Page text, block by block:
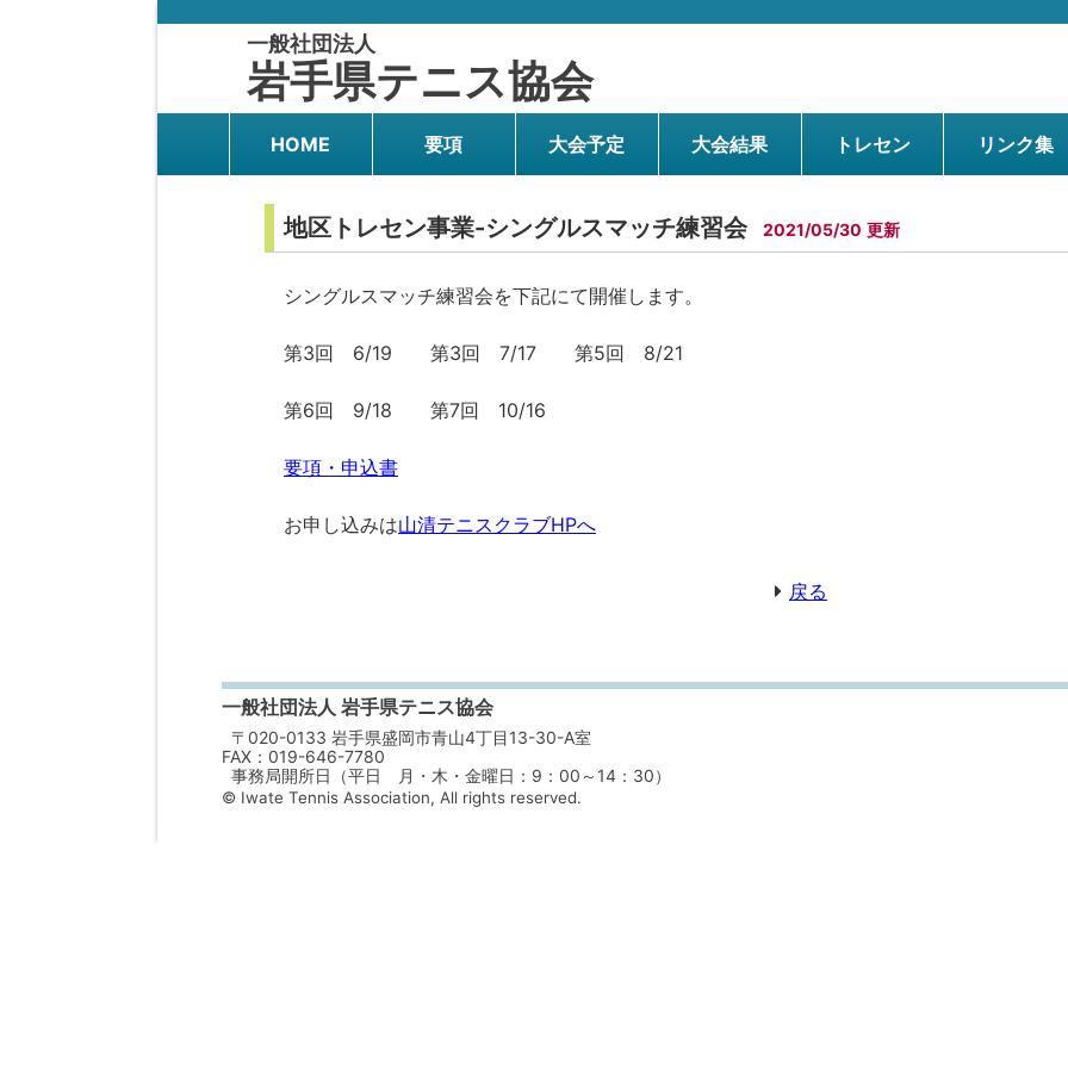
一般社団法人
岩手県テニス協会
HOME 要項 大会予定 大会結果 トレセン リンク集
地区トレセン事業-シングルスマッチ練習会 2021/05/30
シングルスマッチ練習会を下記にて開催します。
第3回 6/19 第3回 7/17 第5回 8/21
第6回 9/18 第7回 10/16
要項・申込書
お申し込みは山清テニスクラブHPへ
戻る
一般社団法人 岩手県テニス協会
〒020-0133 岩手県盛岡市青山4丁目13-30-A室
FAX：019-646-7780
事務局開所日（平日 月・木・金曜日：9：00～14：30）
© Iwate Tennis Association, All rights reserved.